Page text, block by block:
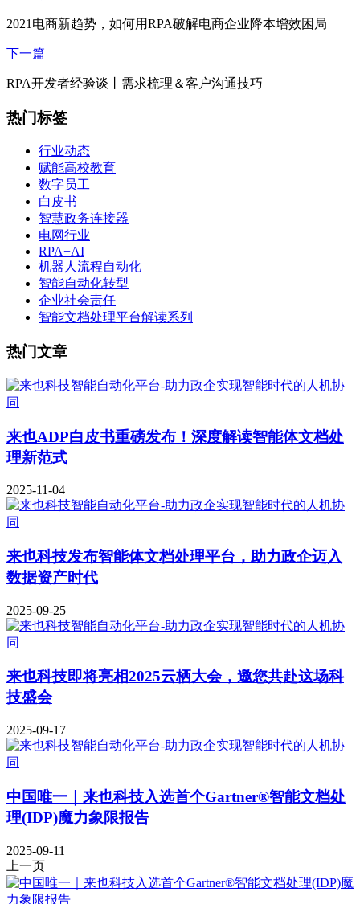
2021电商新趋势，如何用RPA破解电商企业降本增效困局
下一篇
RPA开发者经验谈丨需求梳理＆客户沟通技巧
热门标签
行业动态
赋能高校教育
数字员工
白皮书
智慧政务连接器
电网行业
RPA+AI
机器人流程自动化
智能自动化转型
企业社会责任
智能文档处理平台解读系列
热门文章
来也ADP白皮书重磅发布！深度解读智能体文档处
理新范式
2025-11-04
来也科技发布智能体文档处理平台，助力政企迈入
数据资产时代
2025-09-25
来也科技即将亮相2025云栖大会，邀您共赴这场科
技盛会
2025-09-17
中国唯一｜来也科技入选首个Gartner®智能文档处
理(IDP)魔力象限报告
2025-09-11
上一页